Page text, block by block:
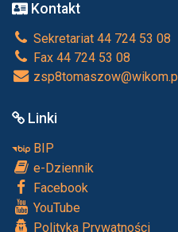
Kontakt
Sekretariat 44 724 53 08
Fax 44 724 53 08
zsp8tomaszow@wikom.pl
Linki
BIP
e-Dziennik
Facebook
YouTube
Polityka Prywatności